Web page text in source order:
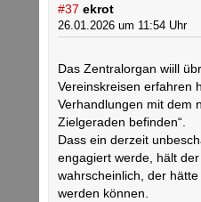
#37 ekrot
26.01.2026 um 11:54 Uhr
Das Zentralorgan wiill
Vereinskreisen erfahren
Verhandlungen mit dem
Zielgeraden befinden“.
Dass ein derzeit
engagiert werde, hält
wahrscheinlich, der
werden können.